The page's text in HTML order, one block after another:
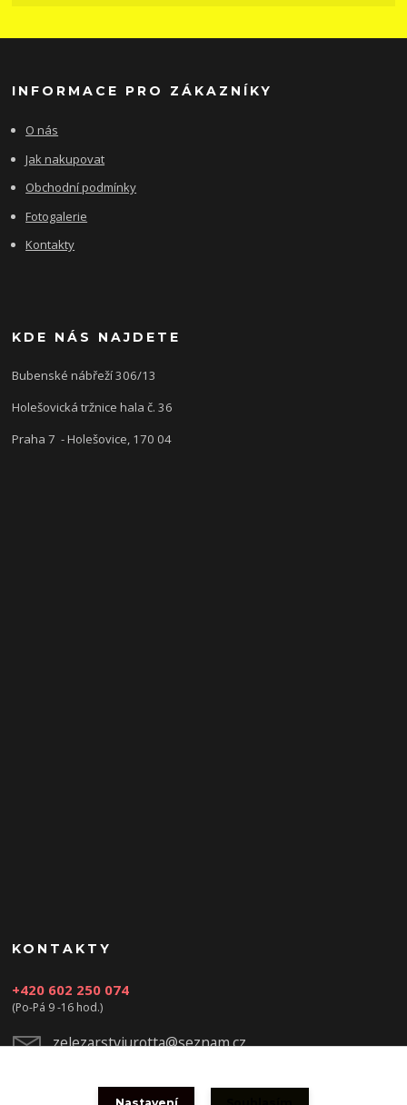
INFORMACE PRO ZÁKAZNÍKY
O nás
Jak nakupovat
Obchodní podmínky
Fotogalerie
Kontakty
KDE NÁS NAJDETE
Bubenské nábřeží 306/13
Holešovická tržnice hala č. 36
Praha 7 - Holešovice, 170 04
KONTAKTY
+420 602 250 074
(Po-Pá 9 -16 hod.)
zelezarstviurotta@seznam.cz